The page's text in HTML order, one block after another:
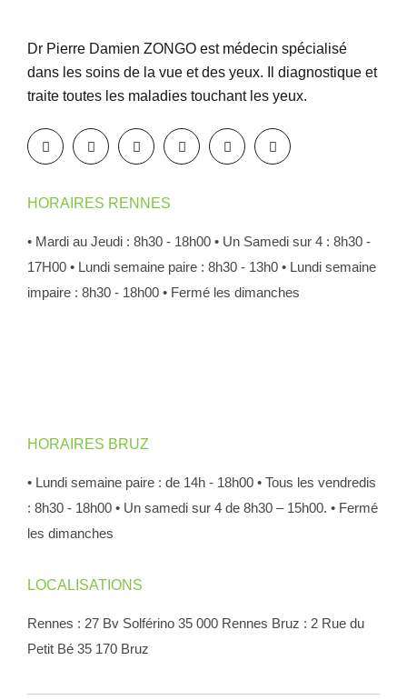
Dr Pierre Damien ZONGO est médecin spécialisé
dans les soins de la vue et des yeux. Il diagnostique et
traite toutes les maladies touchant les yeux.
HORAIRES RENNES
• Mardi au Jeudi : 8h30 - 18h00 • Un Samedi sur 4 : 8h30 -
17H00 • Lundi semaine paire : 8h30 - 13h0 • Lundi semaine
impaire : 8h30 - 18h00 • Fermé les dimanches
HORAIRES BRUZ
• Lundi semaine paire : de 14h - 18h00 • Tous les vendredis
: 8h30 - 18h00 • Un samedi sur 4 de 8h30 – 15h00. • Fermé
les dimanches
LOCALISATIONS
Rennes : 27 Bv Solférino 35 000 Rennes Bruz : 2 Rue du
Petit Bé 35 170 Bruz